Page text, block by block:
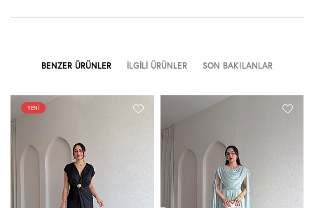
BENZER ÜRÜNLER İLGILI ÜRÜNLER SON BAKILANLAR
YENI